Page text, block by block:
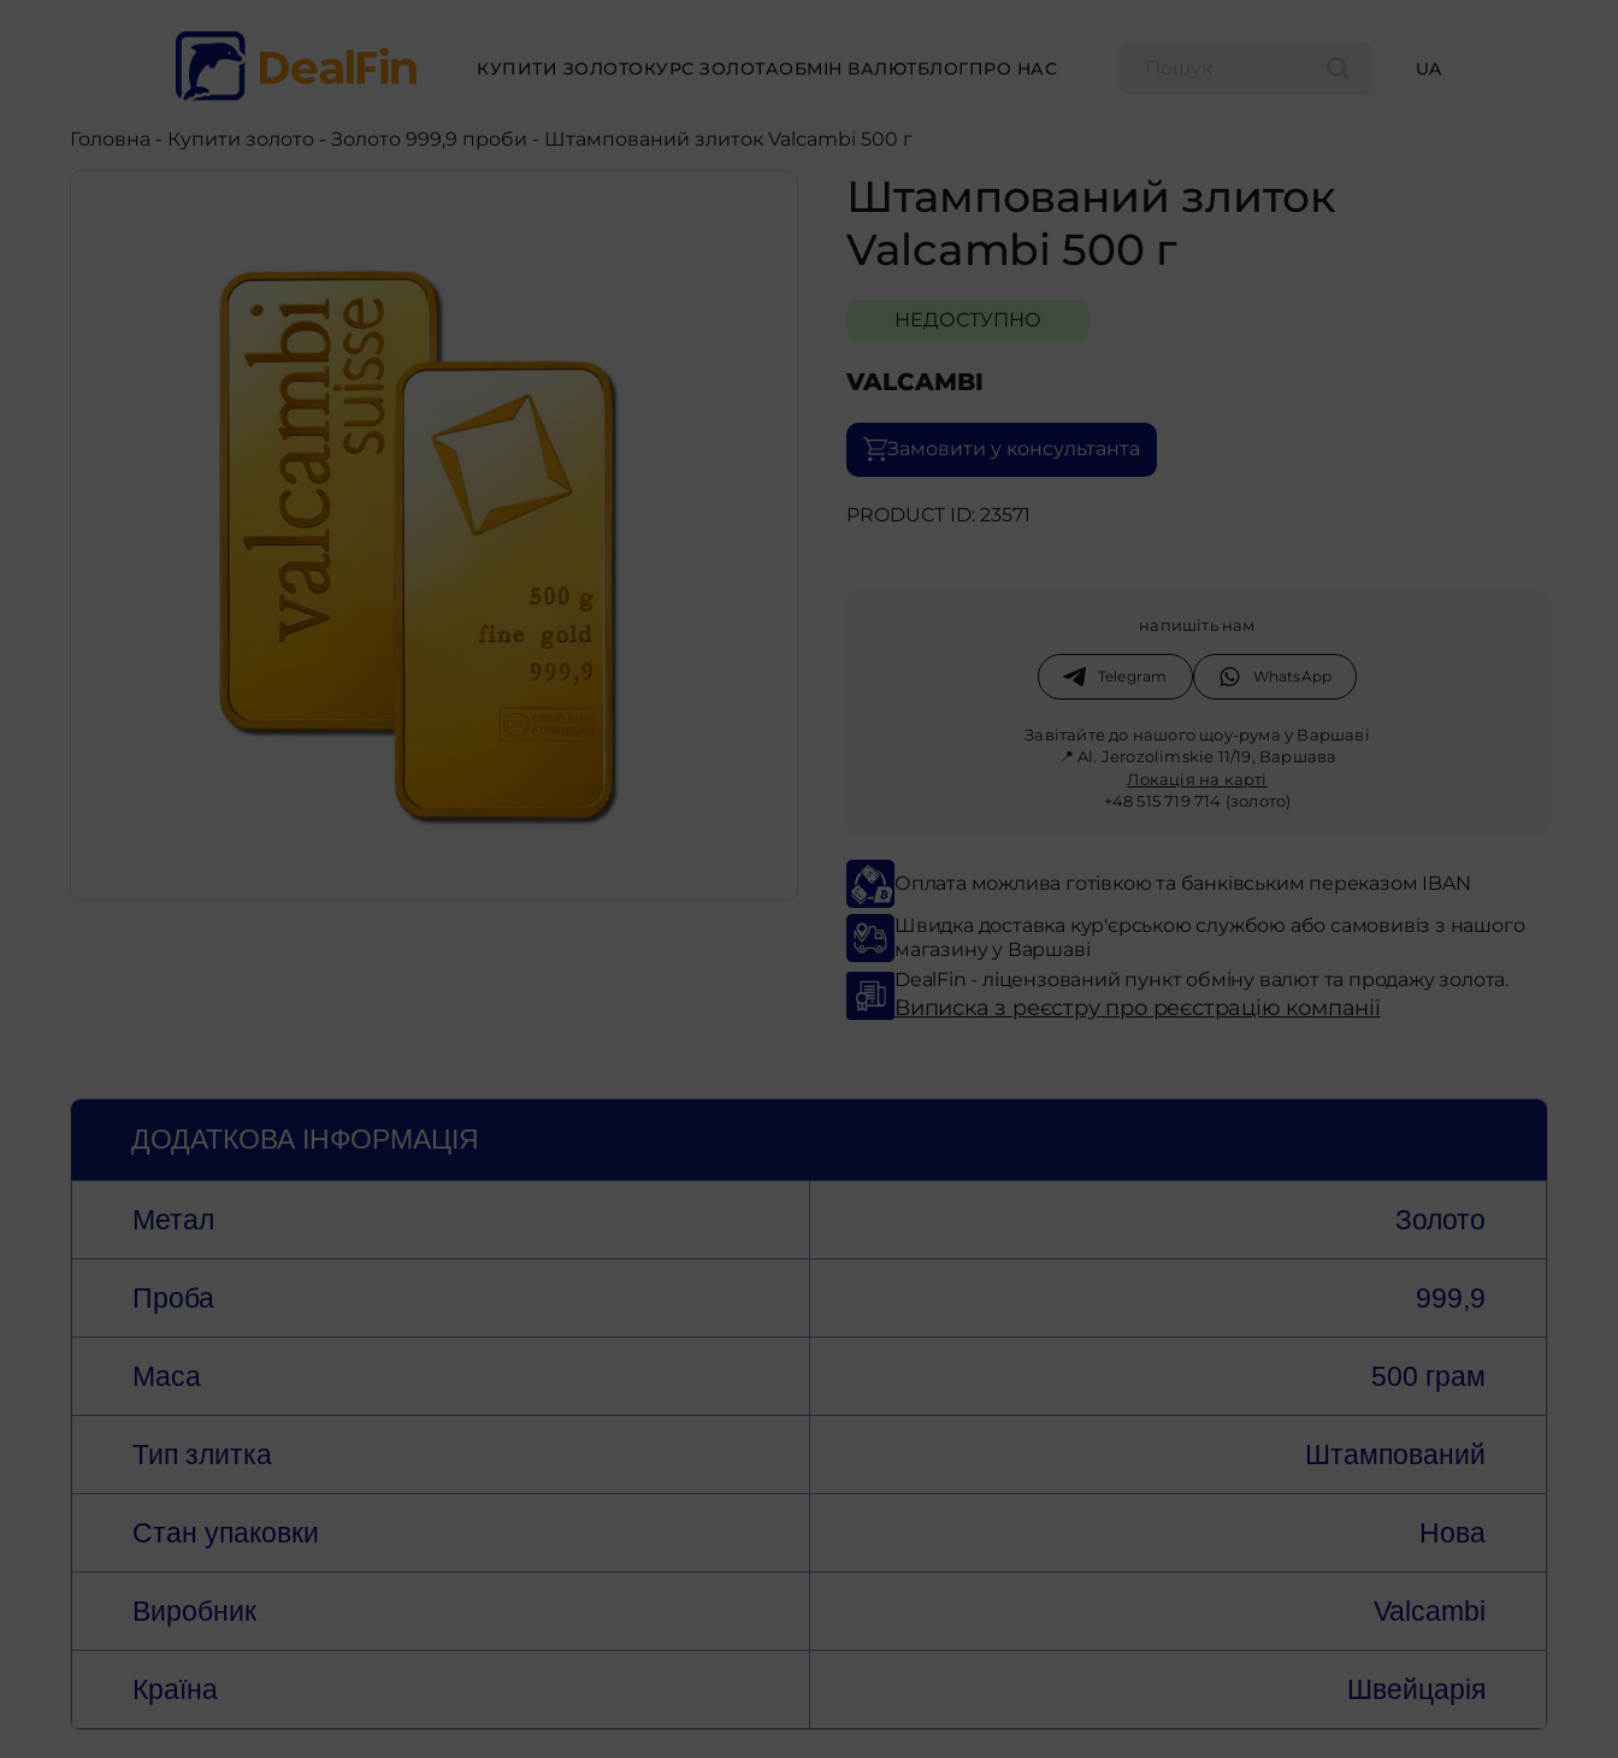
КУПИТИ ЗОЛОТОКУРС ЗОЛОТАОБМІН ВАЛЮТБЛОГПРО НАС UA
Головна - Купити золото - Золото 999,9 проби - Штампований злиток Valcambi 500 г
Штампований злиток
Valcambi 500 г
НЕДОСТУПНО
VALCAMBI
Замовити у консультанта
PRODUCT ID: 23571
напишіть нам
Telegram WhatsApp
Завітайте до нашого щоу-рума у Варшаві
📍 Al. Jerozolimskie 11/19, Варшава
Локація на карті
+48 515 719 714 (золото)
Оплата можлива готівкою та банківським переказом IBAN
Швидка доставка кур'єрською службою або самовивіз з нашого
магазину у Варшаві
DealFin - ліцензований пункт обміну валют та продажу золота.
Виписка з реєстру про реєстрацію компанії
ДОДАТКОВА ІНФОРМАЦІЯ
Метал Золото
Проба 999,9
Маса 500 грам
Тип злитка Штампований
Стан упаковки Нова
Виробник Valcambi
Країна Швейцарія